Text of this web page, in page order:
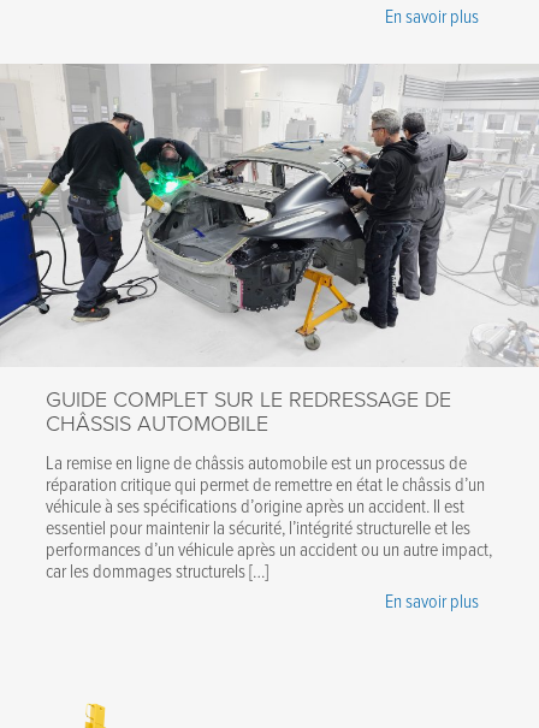
En savoir plus
GUIDE COMPLET SUR LE REDRESSAGE DE
CHÂSSIS AUTOMOBILE
La remise en ligne de châssis automobile est un processus de
réparation critique qui permet de remettre en état le châssis d’un
véhicule à ses spécifications d’origine après un accident. Il est
essentiel pour maintenir la sécurité, l’intégrité structurelle et les
performances d’un véhicule après un accident ou un autre impact,
car les dommages structurels […]
En savoir plus